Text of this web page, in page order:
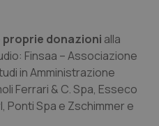
donazioni alla
Finsaa – Associazione
in Amministrazione
Ferrari & C. Spa, Esseco
Ponti Spa e Zschimmer e
di base quali la
alle aree
non è in grado di
questi cookie.
Fornitore / Dominio
Scadenza
www.quotidianosanitaclub.it 1 anno